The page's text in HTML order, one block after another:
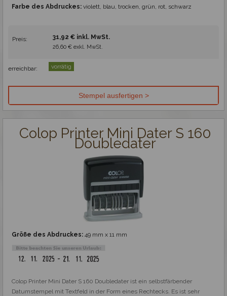
Farbe des Abdruckes: violett, blau, trocken, grün, rot, schwarz
Preis: 31,92 € inkl. MwSt.
26,60 € exkl. MwSt.
erreichbar: vorrätig
Colop Printer Mini Dater S 160
Doubledater
Größe des Abdruckes: 49 mm x 11 mm
Colop Printer Mini Dater S 160 Doubledater ist ein selbstfärbender
Datumstempel mit Textfeld in der Form eines Rechtecks. Es ist sehr